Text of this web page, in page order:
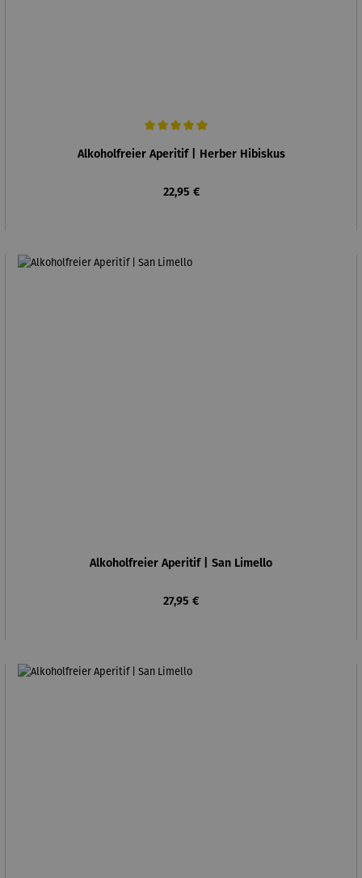
Alkoholfreier Aperitif | Herber Hibiskus
Regulärer Preis:
22,95 €
Alkoholfreier Aperitif | San Limello
Regulärer Preis:
27,95 €